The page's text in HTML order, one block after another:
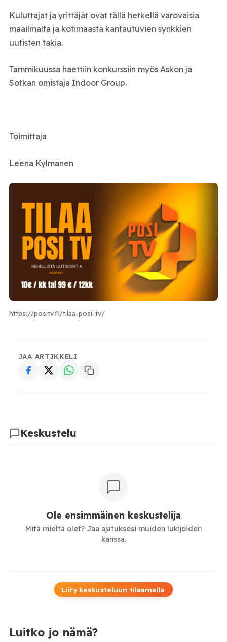
Kuluttajat ja yrittäjät ovat tällä hetkellä varovaisia
maailmalta ja kotimaasta kantautuvien synkkien
uutisten takia.
Tammikuussa haettiin konkurssiin myös Askon ja
Sotkan omistaja Indoor Group.
Toimittaja
Leena Kylmänen
https://positv.fi/tilaa-posi-tv/
JAA ARTIKKELI
Keskustelu
Ole ensimmäinen keskustelija
Mitä mieltä olet? Jaa ajatuksesi muiden lukijoiden
kanssa.
Liity keskusteluun tilaamalla
Luitko jo nämä?